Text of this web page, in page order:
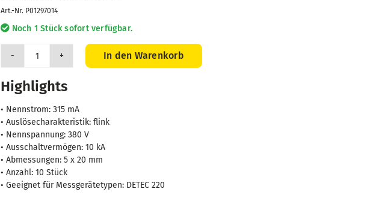
Art.-Nr. P01297014
Noch 1 Stück sofort verfügbar.
10
Sicherung
flink
315
mA
(380
V
/
10
In den Warenkorb
Highlights
• Nennstrom: 315 mA
• Auslösecharakteristik: flink
• Nennspannung: 380 V
• Ausschaltvermögen: 10 kA
• Abmessungen: 5 x 20 mm
• Anzahl: 10 Stück
• Geeignet für Messgerätetypen: DETEC 220